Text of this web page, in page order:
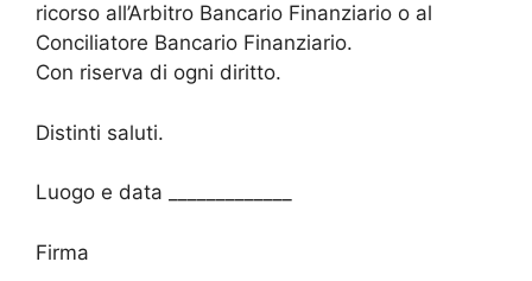
ricorso all’Arbitro Bancario Finanziario o al
Conciliatore Bancario Finanziario.
Con riserva di ogni diritto.
Distinti saluti.
Luogo e data _____________
Firma